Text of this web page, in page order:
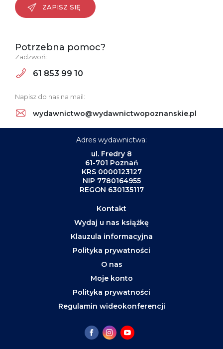
ZAPISZ SIĘ
Potrzebna pomoc?
Zadzwoń:
61 853 99 10
Napisz do nas na mail:
wydawnictwo@wydawnictwopoznanskie.pl
Adres wydawnictwa:
ul. Fredry 8
61-701 Poznań
KRS 0000123127
NIP 7780164955
REGON 630135117
Kontakt
Wydaj u nas książkę
Klauzula informacyjna
Polityka prywatności
O nas
Moje konto
Polityka prywatności
Regulamin wideokonferencji